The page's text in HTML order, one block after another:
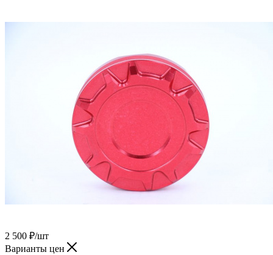
2 500 ₽/шт
Варианты цен